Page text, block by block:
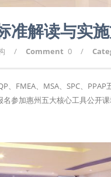
准解读与实
/ Comment 0 /
FMEA、MSA、SPC、
参加惠州五大核心工具公开课